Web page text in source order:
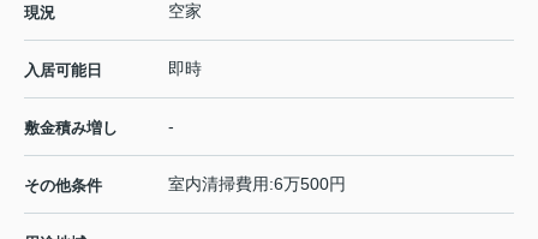
現況 空家
入居可能日 即時
敷金積み増し -
その他条件 室内清掃費用:6万500円